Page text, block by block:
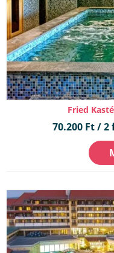
Fried
70.200 Ft /